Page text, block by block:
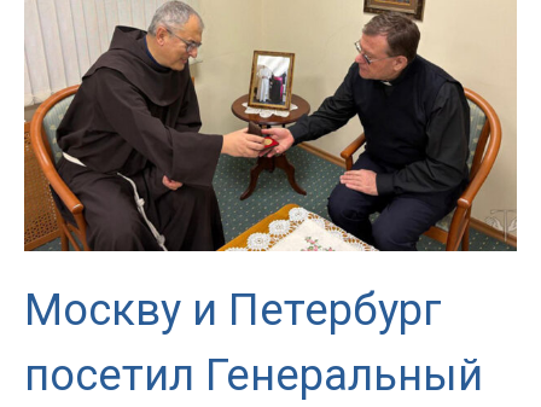
Москву и Петербург
посетил Генеральный